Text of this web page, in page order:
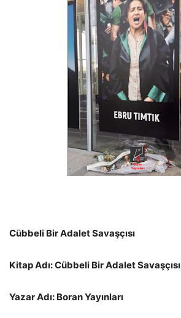
Cübbeli Bir Adalet Savaşçısı
Kitap Adı: Cübbeli Bir Adalet Savaşçısı
Yazar Adı: Boran Yayınları